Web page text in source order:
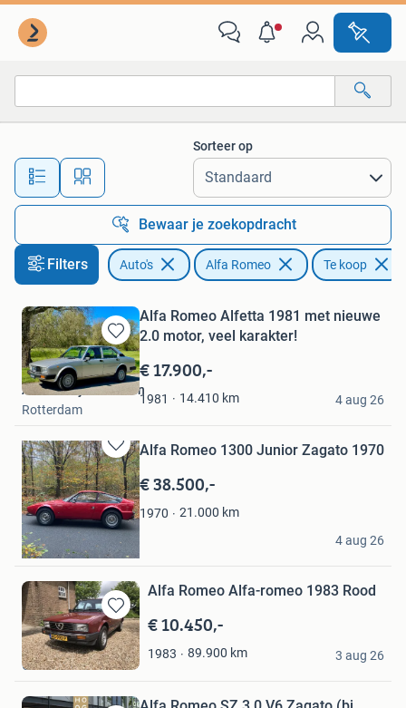
Alle afstanden…
Sorteer op
Bewaar je zoekopdracht
Filters Auto's Alfa Romeo Te koop
Bewaren
in
Mijn
Favorieten
Alfa Romeo Alfetta 1981 met nieuwe
2.0 motor, veel karakter!
€ 17.900,-
1981 14.410 km
Autobedrijf Brinkman
Rotterdam
4 aug 26
Bewaren
in
Mijn
Favorieten
Alfa Romeo 1300 Junior Zagato 1970
€ 38.500,-
1970 21.000 km
HFL
Baarn
4 aug 26
Bewaren
in
Mijn
Favorieten
Alfa Romeo Alfa-romeo 1983 Rood
€ 10.450,-
1983 89.900 km
susteren
Groesbeek
3 aug 26